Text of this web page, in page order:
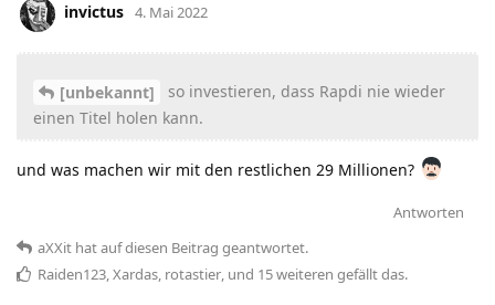
invictus 4. Mai 2022
[unbekannt]
so investieren, dass Rapdi nie wieder
einen Titel holen kann.
und was machen wir mit den restlichen 29 Millionen?
Antworten
aXXit hatauf diesen Beitrag geantwortet.
Raiden123,Xardas, rotastier, und 15weiteren gefällt das.